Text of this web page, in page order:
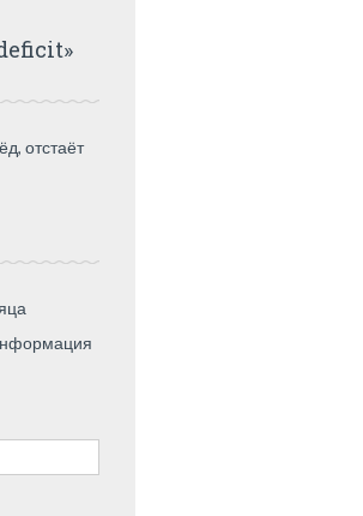
отстаёт